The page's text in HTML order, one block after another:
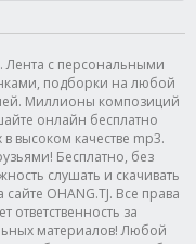
Лента с персональными
подборки на любой
Миллионы композиций
онлайн бесплатно
высоком качестве mp3.
Бесплатно, без
слушать и скачивать
OHANG.TJ. Все права
за
материалов! Любой